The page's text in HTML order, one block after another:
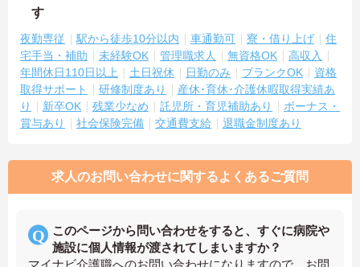
す
夜勤専従 駅から徒歩10分以内 車通勤可 寮・借り上げ
住
宅手当・補助
未経験OK 管理職求人 無資格OK
高収入
年間休日110日以上
土日祝休 日勤のみ ブランクOK
資格
取得サポート
研修制度あり
産休･育休･介護休暇取得実績あ
り
新卒OK 残業少なめ 託児所・育児補助あり
ボーナス・
賞与あり
社会保険完備 交通費支給 退職金制度あり
求人のお問い合わせに関するよくあるご質問
このページから問い合わせをすると、すぐに病院や
施設に個人情報が渡されてしまいますか？
マイナビ介護職へのお問い合わせになりますので、お問